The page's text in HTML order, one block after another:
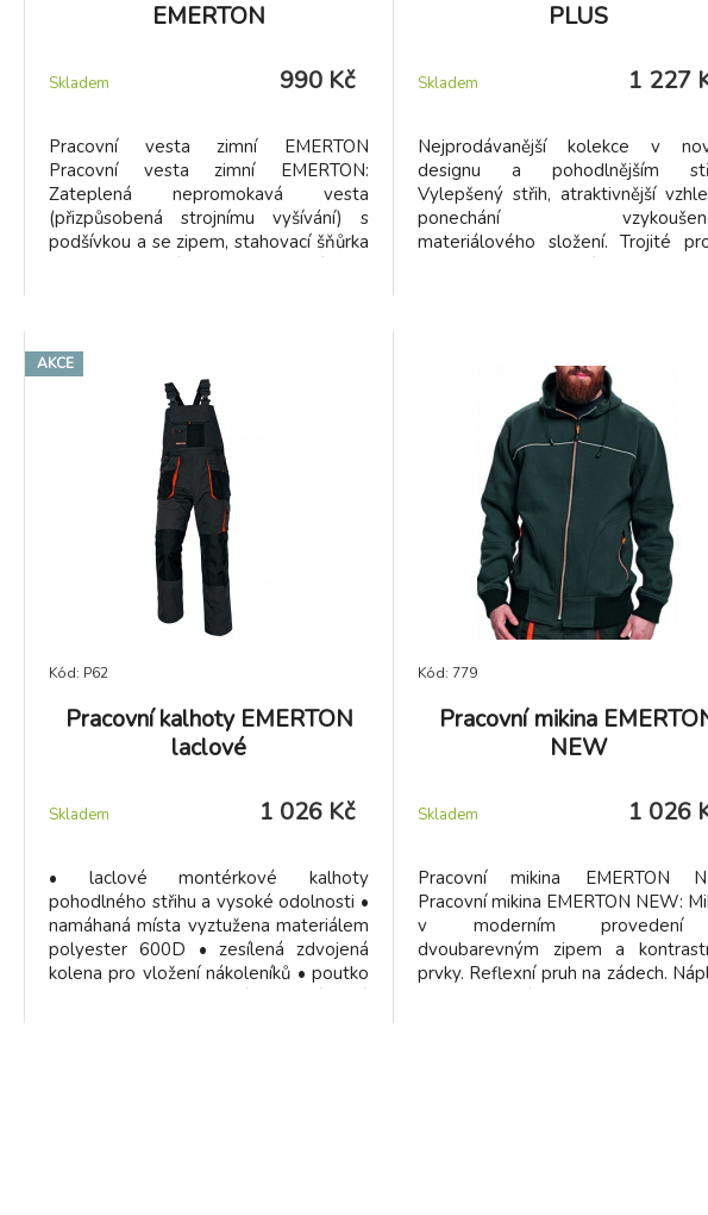
EMERTON
Skladem 990 Kč
Pracovní vesta zimní EMERTON
Pracovní vesta zimní EMERTON:
Zateplená nepromokavá vesta
(přizpůsobená strojnímu vyšívání) s
podšívkou a se zipem, stahovací šňůrka
v pase. Vhodné pro potisk a výšivku.
PLUS
Skladem 1 227
Nejprodávanější kolekce v
designu a pohodlnějším
Vylepšený střih, atraktivnější
ponechání
materiálového složení. Trojité
možnost prodloužení nohavic až
AKCE
Kód: P62
Pracovní kalhoty EMERTON
laclové
Skladem 1 026 Kč
• laclové montérkové kalhoty
pohodlného střihu a vysoké odolnosti •
namáhaná místa vyztužena materiálem
polyester 600D • zesílená zdvojená
kolena pro vložení nákoleníků • poutko
na kladivo • vyrobené pro náročné
Kód: 779
Pracovní mikina
NEW
Skladem 1 026
Pracovní mikina EMERTON
Pracovní mikina EMERTON NEW:
v moderním
dvoubarevným zipem a
prvky. Reflexní pruh na zádech.
na konci rukávů a v pase.